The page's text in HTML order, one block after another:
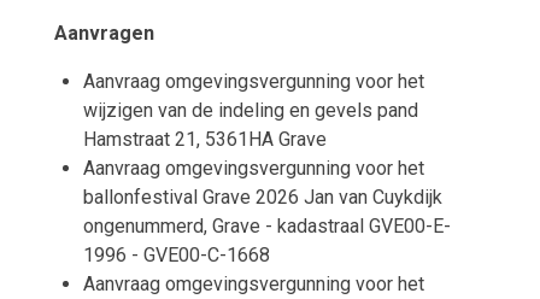
Aanvragen
Aanvraag omgevingsvergunning voor het
wijzigen van de indeling en gevels pand
Hamstraat 21, 5361HA Grave
Aanvraag omgevingsvergunning voor het
ballonfestival Grave 2026 Jan van Cuykdijk
ongenummerd, Grave - kadastraal GVE00-E-
1996 - GVE00-C-1668
Aanvraag omgevingsvergunning voor het